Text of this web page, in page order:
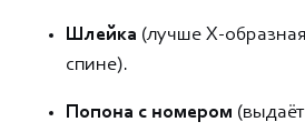
Шлейка (лучше X-
спине).
Попона с номером